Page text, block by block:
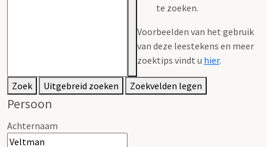
te zoeken.
Voorbeelden van het gebruik
van deze leestekens en meer
zoektips vindt u hier.
Zoek Uitgebreid zoeken Zoekvelden legen
Persoon
Achternaam